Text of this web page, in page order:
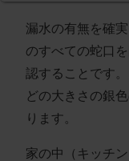
漏水の有無を確
のすべての蛇口
認することです
どの大きさの銀
ります。
家の中（キッチ